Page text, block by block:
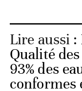
Lire aussi :
Qualité
93% des
conformes